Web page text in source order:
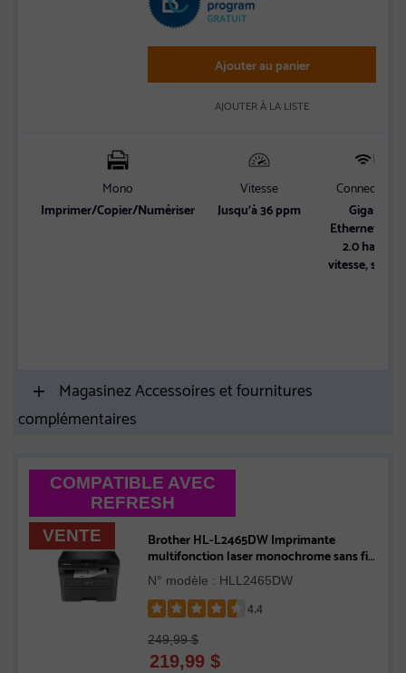
Ajouter au panier
AJOUTER À LA LISTE
Mono
Imprimer/Copier/Numériser
Vitesse
Jusqu’à 36 ppm
Connectivité
Gigabit
Ethernet, USB
2.0 haute
vitesse, sans
Magasinez Accessoires et fournitures
complémentaires
COMPATIBLE AVEC
REFRESH
VENTE
Brother HL-L2465DW Imprimante
multifonction laser monochrome sans fil
compacte compatible avec
l’Abonnement Refresh
N° modèle : HLL2465DW
4.4
4.4
out
249,99 $
219,99 $